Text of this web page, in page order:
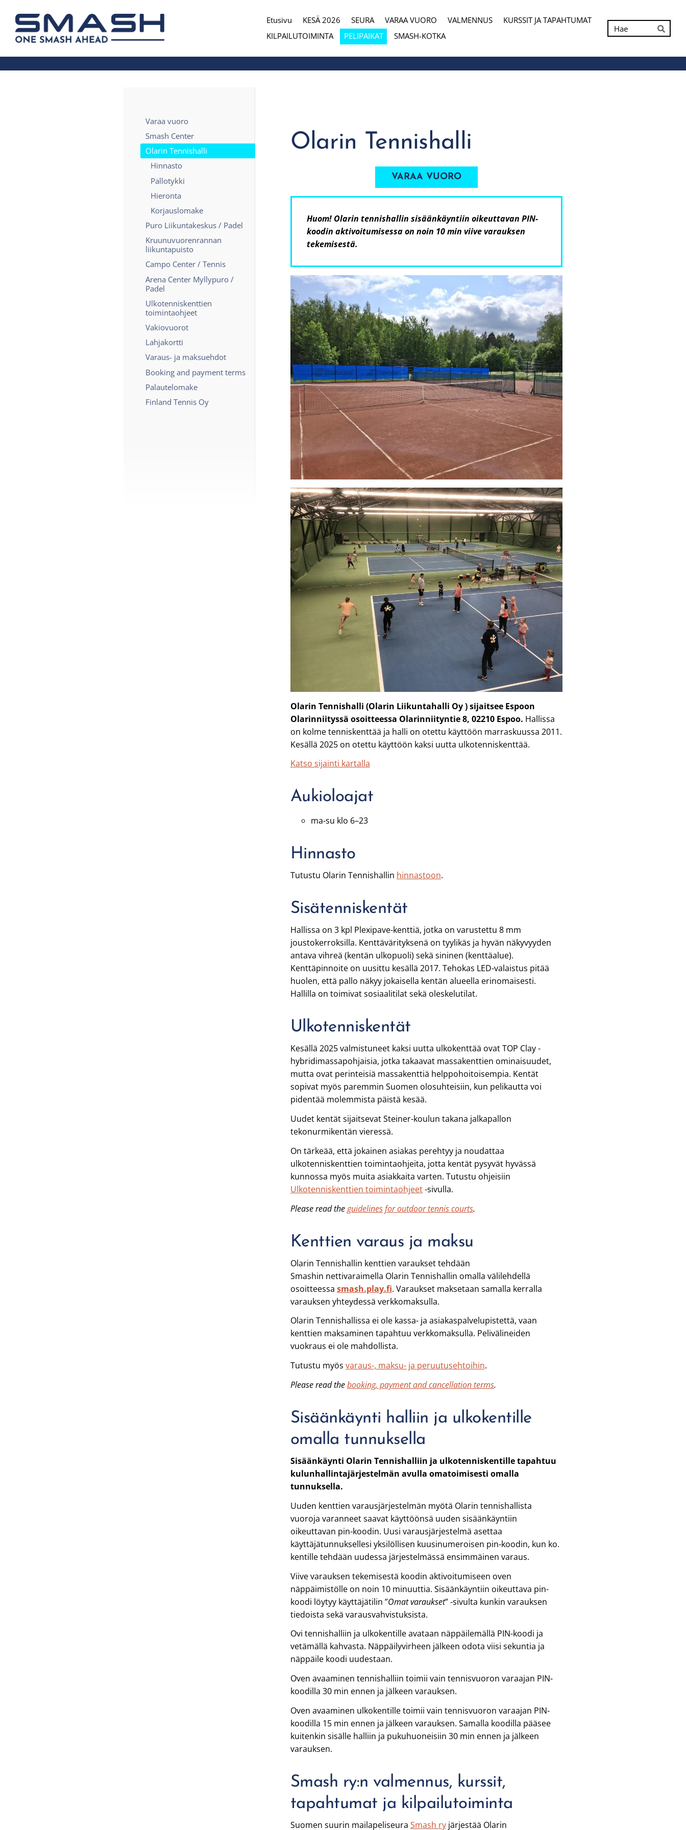
Siirry
sivun
sisältöön
Smash ry - Suomen suurin mailapeliseura
Etusivu KESÄ 2026 SEURA VARAA VUORO VALMENNUS
KURSSIT JA TAPAHTUMAT
KILPAILUTOIMINTA
PELIPAIKAT SMASH-KOTKA Hae
Varaa vuoro
Smash Center
Olarin Tennishalli
Hinnasto
Pallotykki
Hieronta
Korjauslomake
Puro Liikuntakeskus / Padel
Kruunuvuorenrannan
liikuntapuisto
Campo Center / Tennis
Arena Center Myllypuro /
Padel
Ulkotenniskenttien
toimintaohjeet
Vakiovuorot
Lahjakortti
Varaus- ja maksuehdot
Booking and payment terms
Palautelomake
Finland Tennis Oy
Olarin Tennishalli
VARAA VUORO
Huom! Olarin tennishallin sisäänkäyntiin oikeuttavan PIN-
koodin aktivoitumisessa on noin 10 min viive varauksen
tekemisestä.
Olarin Tennishalli (Olarin Liikuntahalli Oy ) sijaitsee Espoon
Olarinniityssä osoitteessa Olarinniityntie 8, 02210 Espoo. Hallissa
on kolme tenniskenttää ja halli on otettu käyttöön marraskuussa 2011.
Kesällä 2025 on otettu käyttöön kaksi uutta ulkotenniskenttää.
Katso sijainti kartalla
Aukioloajat
ma-su klo 6–23
Hinnasto
Tutustu Olarin Tennishallin hinnastoon.
Sisätenniskentät
Hallissa on 3 kpl Plexipave-kenttiä, jotka on varustettu 8 mm
joustokerroksilla. Kenttävärityksenä on tyylikäs ja hyvän näkyvyyden
antava vihreä (kentän ulkopuoli) sekä sininen (kenttäalue).
Kenttäpinnoite on uusittu kesällä 2017. Tehokas LED-valaistus pitää
huolen, että pallo näkyy jokaisella kentän alueella erinomaisesti.
Hallilla on toimivat sosiaalitilat sekä oleskelutilat.
Ulkotenniskentät
Kesällä 2025 valmistuneet kaksi uutta ulkokenttää ovat TOP Clay -
hybridimassapohjaisia, jotka takaavat massakenttien ominaisuudet,
mutta ovat perinteisiä massakenttiä helppohoitoisempia. Kentät
sopivat myös paremmin Suomen olosuhteisiin, kun pelikautta voi
pidentää molemmista päistä kesää.
Uudet kentät sijaitsevat Steiner-koulun takana jalkapallon
tekonurmikentän vieressä.
On tärkeää, että jokainen asiakas perehtyy ja noudattaa
ulkotenniskenttien toimintaohjeita, jotta kentät pysyvät hyvässä
kunnossa myös muita asiakkaita varten. Tutustu ohjeisiin
Ulkotenniskenttien toimintaohjeet-sivulla.
Please read theguidelines for outdoor tennis courts.
Kenttien varaus ja maksu
Olarin Tennishallin kenttien varaukset tehdään
Smashin nettivaraimella Olarin Tennishallin omalla välilehdellä
osoitteessa smash.play.fi. Varaukset maksetaan samalla kerralla
varauksen yhteydessä verkkomaksulla.
Olarin Tennishallissa ei ole kassa- ja asiakaspalvelupistettä, vaan
kenttien maksaminen tapahtuu verkkomaksulla. Pelivälineiden
vuokraus ei ole mahdollista.
Tutustu myös varaus-, maksu- ja peruutusehtoihin.
Please read thebooking, payment and cancellation terms.
Sisäänkäynti halliin ja ulkokentille
omalla tunnuksella
Sisäänkäynti Olarin Tennishalliin ja ulkotenniskentille tapahtuu
kulunhallintajärjestelmän avulla omatoimisesti omalla
tunnuksella.
Uuden kenttien varausjärjestelmän myötä Olarin tennishallista
vuoroja varanneet saavat käyttöönsä uuden sisäänkäyntiin
oikeuttavan pin-koodin. Uusi varausjärjestelmä asettaa
käyttäjätunnuksellesi yksilöllisen kuusinumeroisen pin-koodin, kun ko.
kentille tehdään uudessa järjestelmässä ensimmäinen varaus.
Viive varauksen tekemisestä koodin aktivoitumiseen oven
näppäimistölle on noin 10 minuuttia. Sisäänkäyntiin oikeuttava pin-
koodi löytyy käyttäjätilin ”Omat varaukset” -sivulta kunkin varauksen
tiedoista sekä varausvahvistuksista.
Ovi tennishalliin ja ulkokentille avataan näppäilemällä PIN-koodi ja
vetämällä kahvasta. Näppäilyvirheen jälkeen odota viisi sekuntia ja
näppäile koodi uudestaan.
Oven avaaminen tennishalliin toimii vain tennisvuoron varaajan PIN-
koodilla 30 min ennen ja jälkeen varauksen.
Oven avaaminen ulkokentille toimii vain tennisvuoron varaajan PIN-
koodilla 15 min ennen ja jälkeen varauksen. Samalla koodilla pääsee
kuitenkin sisälle halliin ja pukuhuoneisiin 30 min ennen ja jälkeen
varauksen.
Smash ry:n valmennus, kurssit,
tapahtumat ja kilpailutoiminta
Suomen suurin mailapeliseura Smash ryjärjestää Olarin